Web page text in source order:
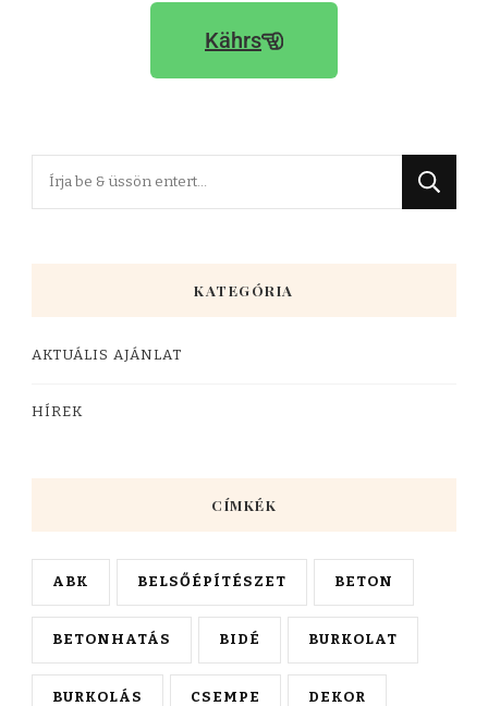
Kährs
KATEGÓRIA
AKTUÁLIS AJÁNLAT
HÍREK
CÍMKÉK
ABK BELSŐÉPÍTÉSZET BETON
BETONHATÁS BIDÉ BURKOLAT
BURKOLÁS CSEMPE DEKOR